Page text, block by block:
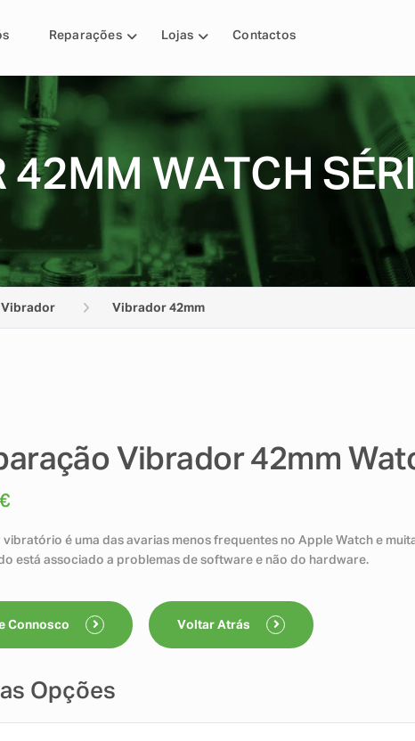
Reparações Lojas Contactos
42MM WATCH
Vibrador Vibrador 42mm
Vibrador 42mm
€
é uma das avarias menos frequentes no Apple Watch e
está associado a problemas de software e não do hardware.
Connosco Voltar Atrás
Opções